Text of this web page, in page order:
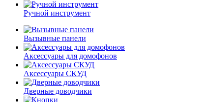
Ручной инструмент
Вызывные панели
Аксессуары для домофонов
Аксессуары СКУД
Дверные доводчики